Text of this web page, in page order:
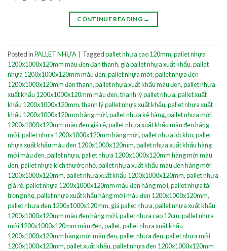
CONTINUE READING →
Posted inPALLET NHỰA Taggedpallet nhựa cao 120mm,pallet nhựa
1200x1000x120mm màu đen đan thanh, giá pallet nhựa xuất khẩu,pallet
nhựa 1200x1000x120mm màu đen,pallet nhựa mới,pallet nhựa đen
1200x1000x120mm đan thanh,pallet nhựa xuất khẩu màu đen,pallet nhựa
xuất khẩu 1200x1000x120mm màu đen,thanh lý pallet nhựa,pallet xuất
khẩu 1200x1000x120mm,thanh lý pallet nhựa xuất khẩu,pallet nhựa xuất
khẩu 1200x1000x120mm hàng mới,pallet nhựa kê hàng,pallet nhựa mới
1200x1000x120mm màu đen giá rẻ,pallet nhựa xuất khẩu màu đen hàng
mới,pallet nhựa 1200x1000x120mm hàng mới,pallet nhựa lót kho,pallet
nhựa xuất khẩu màu đen 1200x1000x120mm,pallet nhựa xuất khẩu hàng
mới màu đen,pallet nhựa,pallet nhựa 1200x1000x120mm hàng mới màu
đen,pallet nhựa kích thước nhỏ,pallet nhựa xuất khẩu màu đen hàng mới
1200x1000x120mm,pallet nhựa xuất khẩu 1200x1000x120mm,pallet nhựa
giá rẻ,pallet nhựa 1200x1000x120mm màu đen hàng mới,pallet nhựa tải
trọng nhẹ,pallet nhựa xuất khẩu hàng mới màu đen 1200x1000x120mm,
pallet nhựa đen 1200x1000x120mm, giá pallet nhựa,pallet nhựa xuất khẩu
1200x1000x120mm màu đen hàng mới,pallet nhựa cao 12cm,pallet nhựa
mới 1200x1000x120mm màu đen,pallet,pallet nhựa xuất khẩu
1200x1000x120mm hàng mới màu đen,pallet nhựa đen,pallet nhựa mới
1200x1000x120mm,pallet xuất khẩu,pallet nhựa đen 1200x1000x120mm